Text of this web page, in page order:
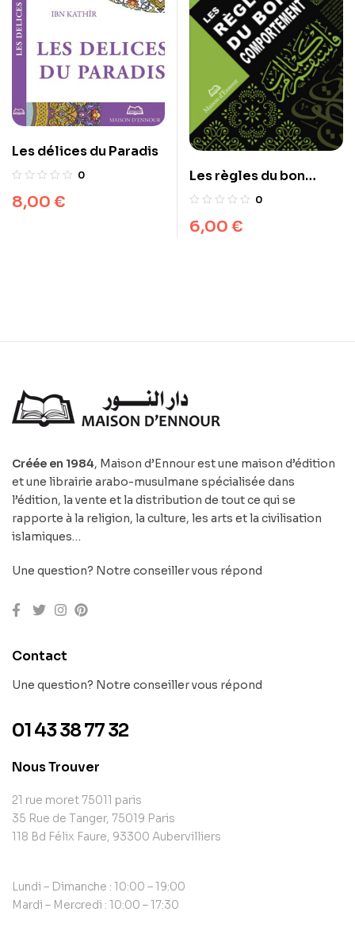
Les délices du Paradis
0
8,00 €
Les règles du bon
comportement
0
6,00 €
Créée en 1984, Maison d’Ennour est une maison d’édition
et une librairie arabo-musulmane spécialisée dans
l’édition, la vente et la distribution de tout ce qui se
rapporte à la religion, la culture, les arts et la civilisation
islamiques…
Une question? Notre conseiller vous répond
Contact
Une question? Notre conseiller vous répond
01 43 38 77 32
Nous Trouver
21 rue moret 75011 paris
35 Rue de Tanger, 75019 Paris
118 Bd Félix Faure, 93300 Aubervilliers
Lundi – Dimanche : 10:00 – 19:00
Mardi – Mercredi : 10:00 – 17:30